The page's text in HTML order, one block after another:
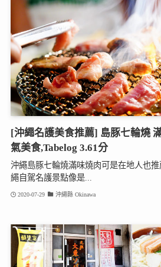
[沖繩名護美食推薦] 島豚七輪燒
氣美食,Tabelog 3.61分
沖繩島豚七輪燒滿味燒肉可是在地人也
繩自駕名護景點像是...
2020-07-29 沖繩縣 Okinawa